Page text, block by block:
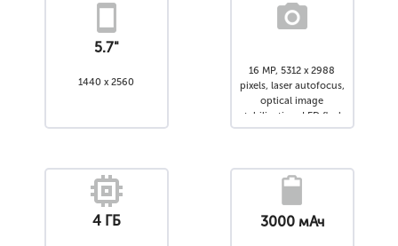
5.7"
1440 x 2560
16 MP, 5312 x 2988
pixels, laser autofocus,
optical image
stabilization, LED flash
4 ГБ 3000 мАч